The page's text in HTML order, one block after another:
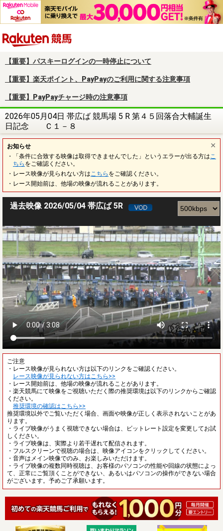
【重要】パスキーログインの一時停止について
【重要】楽天ポイント、PayPayのご利用に関する注意事項
【重要】PayPayチャージ時の注意事項
2026年05月04日 帯広ば 競馬場 5 R 第４５回落合大輔誕生
日記念 Ｃ１－８
お知らせ
・「条件に合致する映像は取得できませんでした」というエラーが出る方は こ
ちら をご確認ください。
・レース映像が見られない方は こちら をご確認ください。
・レース開始前は、他場の映像が流れることがあります。
過去映像 2026/05/04 帯広ば 5R
ご注意
・レース映像が見られない方は以下のリンクをご確認ください。
レース映像が見られない方はこちら>>
・レース開始前は、他場の映像が流れることがあります。
・楽天競馬にて映像をご視聴いただく際の推奨環境は以下のリンクからご確認
ください。
推奨環境の確認はこちら>>
推奨環境以外でご覧いただく場合、画面や映像が正しく表示されないことがあ
ります。
・ライブ映像がうまく視聴できない場合は、ビットレート設定を変更してお試
しください。
・ライブ映像は、実際より若干遅れて配信されます。
・フルスクリーンで視聴の場合は、映像アイコンをクリックしてください。
・音声はメイン映像でのみ、お楽しみいただけます。
・ライブ映像の複数同時視聴は、お客様のパソコンの性能や回線の状態によっ
て、正常にご覧頂くことができない、あるいはパソコンの操作ができない場合
がございます。予めご了承願います。